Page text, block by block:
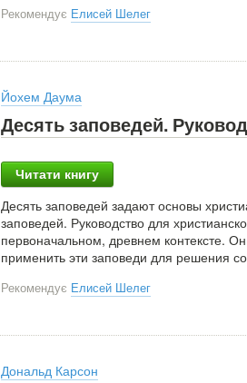
Рекомендує Елисей Шелег
Йохем Даума
Десять заповедей.
Читати книгу
Десять заповедей задают основы
заповедей. Руководство для
первоначальном, древнем контексте.
применить эти заповеди для решения
Рекомендує Елисей Шелег
Дональд Карсон